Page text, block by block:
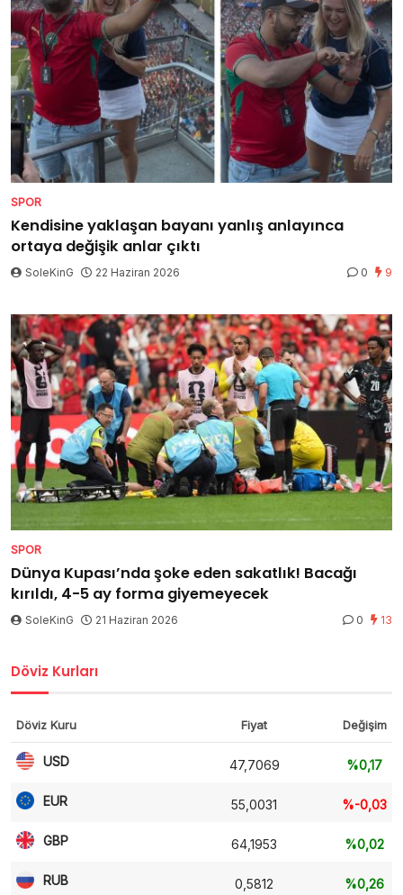
SPOR
Kendisine yaklaşan bayanı yanlış anlayınca
ortaya değişik anlar çıktı
SoleKinG 22 Haziran 2026 0 9
SPOR
Dünya Kupası’nda şoke eden sakatlık! Bacağı
kırıldı, 4-5 ay forma giyemeyecek
SoleKinG 21 Haziran 2026 0 13
Döviz Kurları
Döviz Kuru Fiyat Değişim
USD 47,7069 %0,17
EUR 55,0031 %-0,03
GBP 64,1953 %0,02
RUB 0,5812 %0,26